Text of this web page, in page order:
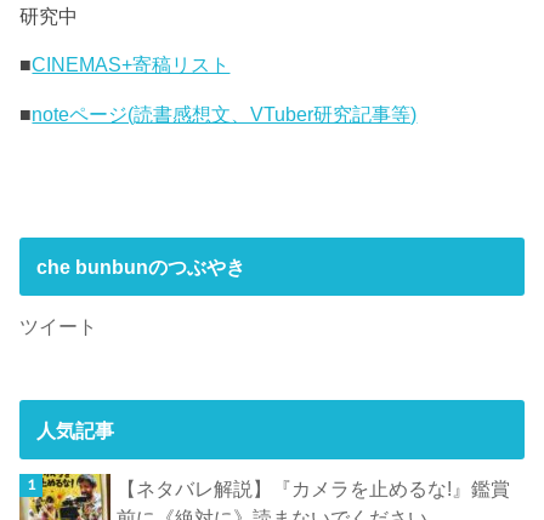
研究中
■CINEMAS+寄稿リスト
■noteページ(読書感想文、VTuber研究記事等)
che bunbunのつぶやき
ツイート
人気記事
【ネタバレ解説】『カメラを止めるな!』鑑賞